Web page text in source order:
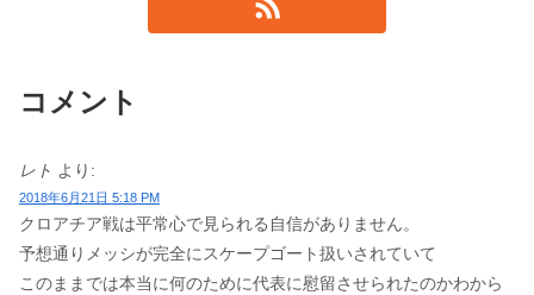
コメント
レト より:
2018年6月21日 5:18 PM
クロアチア戦は平常心で見られる自信がありません。
予想通りメッシが完全にスケープゴート扱いされていて
このままでは本当に何のために代表に慰留させられたのかわから